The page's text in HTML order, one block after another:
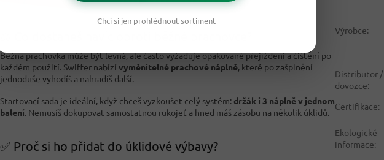
Chci si jen prohlédnout sortiment
Běžná prachovka může být levná, ale často vyžaduje opakované přejíždění a čištění po
každém použití. Swiffer nabízí vyměnitelné prachové náplně, které po zašpinění
jednoduše vyhodíš a nahradíš další.
Startovací sada je ideální, když chceš vyzkoušet celý systém: držák i 3 náplně v jednom
balení. Nemusíš dokupovat samostatnou rukojeť a hned máš zásobu na několik úklidů.
✅ Proč si ho přidat do úklidové výbavy?
Výrobce:
Distributor /
dovozce:
Certifikace:
Ekologické
informace: